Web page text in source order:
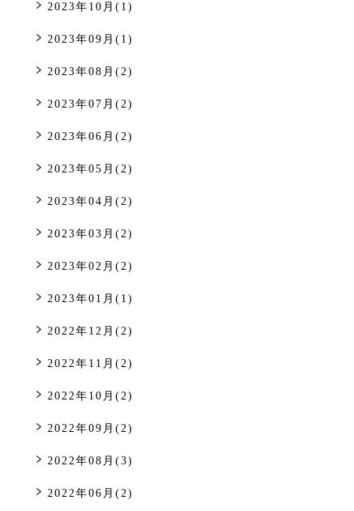
2023年10月(1)
2023年09月(1)
2023年08月(2)
2023年07月(2)
2023年06月(2)
2023年05月(2)
2023年04月(2)
2023年03月(2)
2023年02月(2)
2023年01月(1)
2022年12月(2)
2022年11月(2)
2022年10月(2)
2022年09月(2)
2022年08月(3)
2022年06月(2)